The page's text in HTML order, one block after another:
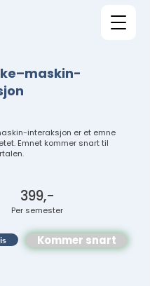
interaksjon er et emne
Emnet kommer snart til
399,-
Per semester
Kommer snart